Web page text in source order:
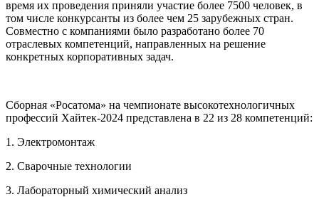
время их проведения приняли участие более 7500 человек, в
том числе конкурсанты из более чем 25 зарубежных стран.
Совместно с компаниями было разработано более 70
отраслевых компетенций, направленных на решение
конкретных корпоративных задач.
Сборная «Росатома» на чемпионате высокотехнологичных
профессий Хайтек-2024 представлена в 22 из 28 компетенций:
1. Электромонтаж
2. Сварочные технологии
3. Лабораторный химический анализ